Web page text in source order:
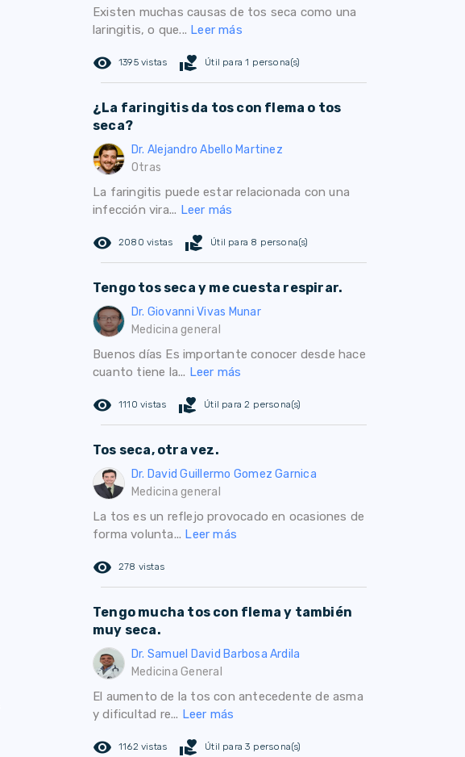
Existen muchas causas de tos seca como una
laringitis, o que... Leer más
remove_red_eye 1395 vistas volunteer_activism Útil para 1 persona(s)
¿La faringitis da tos con flema o tos
seca?
Dr. Alejandro Abello Martinez
Otras
La faringitis puede estar relacionada con una
infección vira... Leer más
remove_red_eye 2080 vistas volunteer_activism Útil para 8 persona(s)
Tengo tos seca y me cuesta respirar.
Dr. Giovanni Vivas Munar
Medicina general
Buenos días Es importante conocer desde hace
cuanto tiene la... Leer más
remove_red_eye 1110 vistas volunteer_activism Útil para 2 persona(s)
Tos seca, otra vez.
Dr. David Guillermo Gomez Garnica
Medicina general
La tos es un reflejo provocado en ocasiones de
forma volunta... Leer más
remove_red_eye 278 vistas
Tengo mucha tos con flema y también
muy seca.
Dr. Samuel David Barbosa Ardila
Medicina General
El aumento de la tos con antecedente de asma
y dificultad re... Leer más
remove_red_eye 1162 vistas volunteer_activism Útil para 3 persona(s)